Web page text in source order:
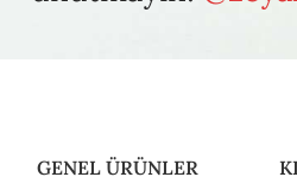
GENEL ÜRÜNLER